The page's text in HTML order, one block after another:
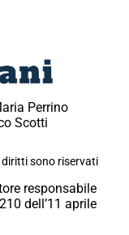
Perrino
Scotti
sono riservati
responsabile
dell’11 aprile